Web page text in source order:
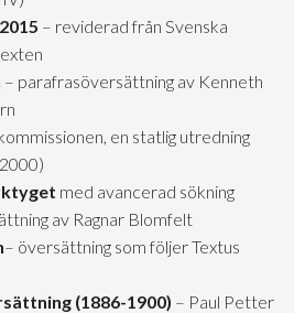
– reviderad från Svenska
– parafrasöversättning av Kenneth
en statlig utredning
med avancerad sökning
av Ragnar Blomfelt
– översättning som följer Textus
(1886-1900) – Paul Petter